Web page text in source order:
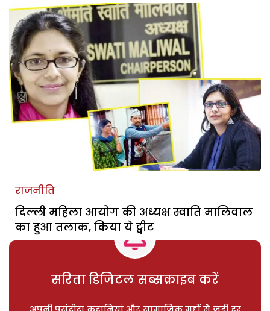
राजनीति
दिल्ली महिला आयोग की अध्यक्ष स्वाति मालिवाल
का हुआ तलाक, किया ये ट्वीट
सरिता डिजिटल सब्सक्राइब करें